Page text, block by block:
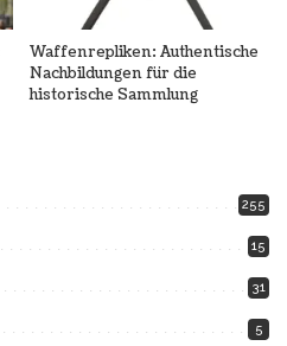
Waffenrepliken: Authentische
Nachbildungen für die
historische Sammlung
255
15
31
5